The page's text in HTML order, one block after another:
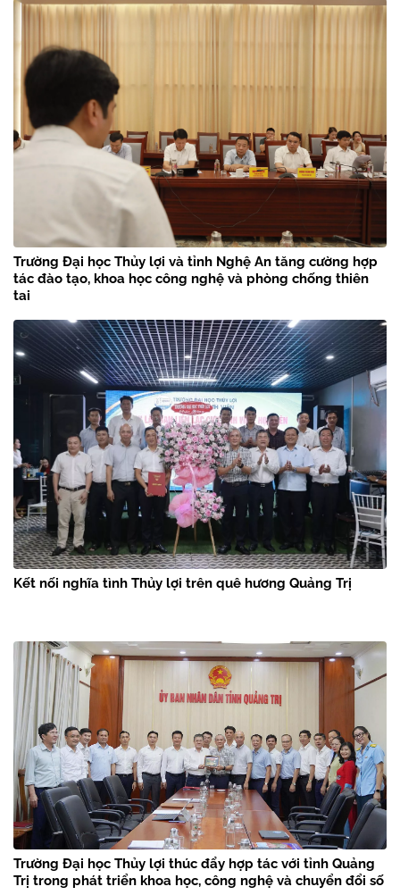
Trường Đại học Thủy lợi và tỉnh Nghệ An tăng cường hợp
tác đào tạo, khoa học công nghệ và phòng chống thiên
tai
Kết nối nghĩa tình Thủy lợi trên quê hương Quảng Trị
Trường Đại học Thủy lợi thúc đẩy hợp tác với tỉnh Quảng
Trị trong phát triển khoa học, công nghệ và chuyển đổi số